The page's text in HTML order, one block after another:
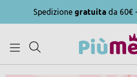
Spedizione gratuita da 60€